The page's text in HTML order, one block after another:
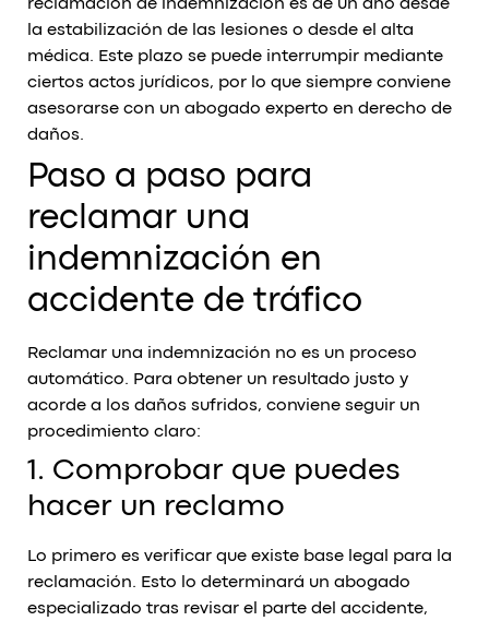
reclamación de indemnización es de un año desde
la estabilización de las lesiones o desde el alta
médica. Este plazo se puede interrumpir mediante
ciertos actos jurídicos, por lo que siempre conviene
asesorarse con un abogado experto en derecho de
daños.
Paso a paso para
reclamar una
indemnización en
accidente de tráfico
Reclamar una indemnización no es un proceso
automático. Para obtener un resultado justo y
acorde a los daños sufridos, conviene seguir un
procedimiento claro:
1. Comprobar que puedes
hacer un reclamo
Lo primero es verificar que existe base legal para la
reclamación. Esto lo determinará un abogado
especializado tras revisar el parte del accidente,